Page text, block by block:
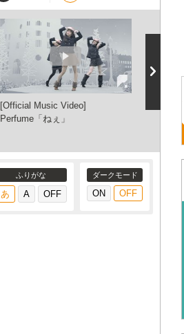
[Official Music Video]
Perfume「ねぇ」
ねぇ 国
ふりがな ダークモード